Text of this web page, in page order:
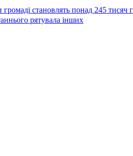
становлять понад 245 тисяч
рятувала інших